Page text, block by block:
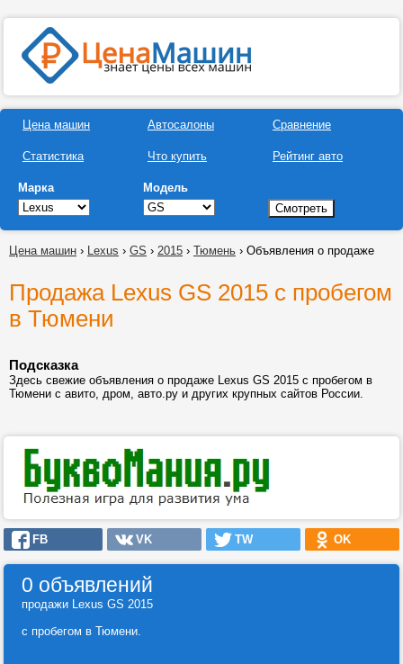
Цена машин
Статистика
Автосалоны
Что купить
Сравнение
Рейтинг авто
Марка Модель
Цена машин › Lexus › GS › 2015 › Тюмень › Объявления о продаже
Продажа Lexus GS 2015 с пробегом
в Тюмени
Подсказка
Здесь свежие объявления о продаже Lexus GS 2015 с пробегом в
Тюмени с авито, дром, авто.ру и других крупных сайтов России.
FB VK TW OK
0 объявлений
продажи Lexus GS 2015
с пробегом в Тюмени.